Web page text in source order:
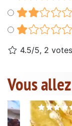
4.5/5, 2 votes
Vous